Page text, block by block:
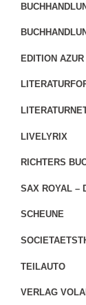
EDITION AZUR
LIVELYRIX
RICHTERS
SAX ROYAL –
SCHEUNE
TEILAUTO
VERLAG